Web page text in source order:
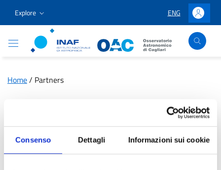
Consenso Dettagli Informazioni sui cookie
Go to content
Go to the navigation menu
Go to the footer
Explore LINGUA
ENG Accedi
Osservatorio Astronomico Cagliari
Home/ Partners